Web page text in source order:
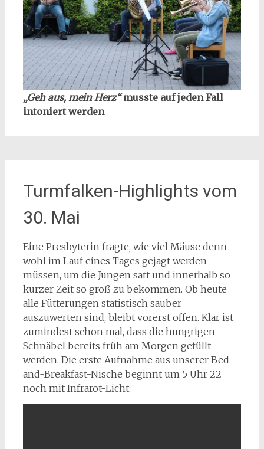
„Geh aus, mein Herz“musste auf jeden Fall
intoniert werden
Turmfalken-Highlights vom
30. Mai
Eine Presbyterin fragte, wie viel Mäuse denn
wohl im Lauf eines Tages gejagt werden
müssen, um die Jungen satt und innerhalb so
kurzer Zeit so groß zu bekommen. Ob heute
alle Fütterungen statistisch sauber
auszuwerten sind, bleibt vorerst offen. Klar ist
zumindest schon mal, dass die hungrigen
Schnäbel bereits früh am Morgen gefüllt
werden. Die erste Aufnahme aus unserer Bed-
and-Breakfast-Nische beginnt um 5 Uhr 22
noch mit Infrarot-Licht: